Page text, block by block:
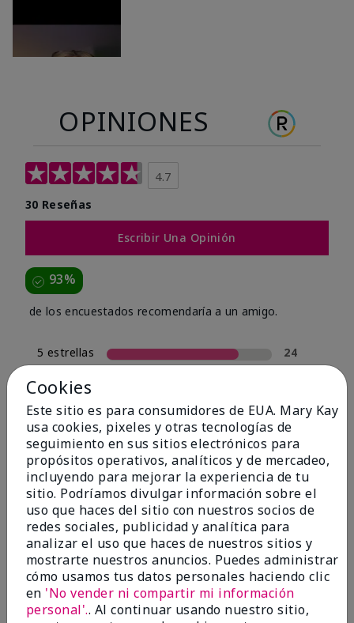
OPINIONES
4.7
30 Reseñas
Escribir Una Opinión
93%
de los encuestados recomendaría a un amigo.
5 estrellas
24
4 estrellas
3 estrellas
0
2 estrellas
2
1 estrella
0
Tipo De Piel
Filtrar
reseñas
por
Tipo
de
piel
Cookies
Este sitio es para consumidores de EUA. Mary Kay
usa cookies, pixeles y otras tecnologías de
seguimiento en sus sitios electrónicos para
propósitos operativos, analíticos y de mercadeo,
incluyendo para mejorar la experiencia de tu
sitio. Podríamos divulgar información sobre el
uso que haces del sitio con nuestros socios de
redes sociales, publicidad y analítica para
analizar el uso que haces de nuestros sitios y
mostrarte nuestros anuncios. Puedes administrar
cómo usamos tus datos personales haciendo clic
en 'No vender ni compartir mi información
personal'.. Al continuar usando nuestro sitio,